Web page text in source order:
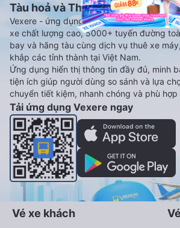
Tàu hoả và Thuê xe
Vexere - ứng dụng đặt vé đa phương tiện
xe chất lượng cao, 5000+ tuyến đường
bay và hãng tàu cùng dịch vụ thuê xe
khắp các tỉnh thành tại Việt Nam.
Ứng dụng hiển thị thông tin đầy đủ, minh
tiện ích giúp người dùng so sánh và lựa
chuyển tiết kiệm, nhanh chóng và phù hợp
Tải ứng dụng Vexere ngay
Vé xe khách